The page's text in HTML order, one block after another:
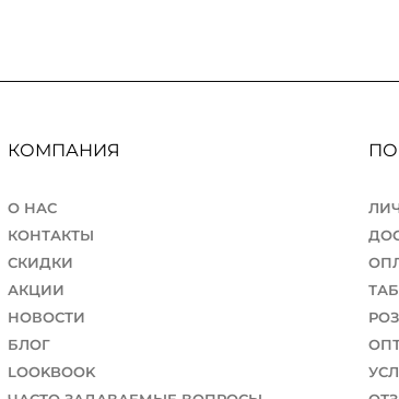
КОМПАНИЯ
О НАС
КОНТАКТЫ
СКИДКИ
АКЦИИ
НОВОСТИ
БЛОГ
LOOKBOOK